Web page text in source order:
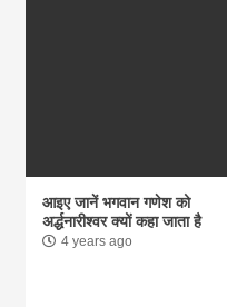
आइए जानें भगवान गणेश को
अर्द्धनारीश्वर क्यों कहा जाता है
4 years ago